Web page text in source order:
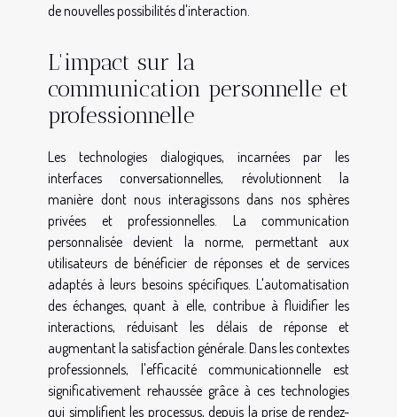
de nouvelles possibilités d'interaction.
L'impact sur la
communication personnelle et
professionnelle
Les technologies dialogiques, incarnées par les
interfaces conversationnelles, révolutionnent la
manière dont nous interagissons dans nos sphères
privées et professionnelles. La communication
personnalisée devient la norme, permettant aux
utilisateurs de bénéficier de réponses et de services
adaptés à leurs besoins spécifiques. L'automatisation
des échanges, quant à elle, contribue à fluidifier les
interactions, réduisant les délais de réponse et
augmentant la satisfaction générale. Dans les contextes
professionnels, l'efficacité communicationnelle est
significativement rehaussée grâce à ces technologies
qui simplifient les processus, depuis la prise de rendez-